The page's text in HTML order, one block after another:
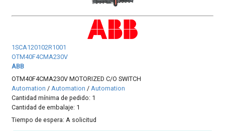
1SCA120102R1001
OTM40F4CMA230V
ABB
OTM40F4CMA230V MOTORIZED C/O SWITCH
Automation / Automation / Automation
Cantidad mínima de pedido: 1
Cantidad de embalaje: 1
Tiempo de espera:A solicitud